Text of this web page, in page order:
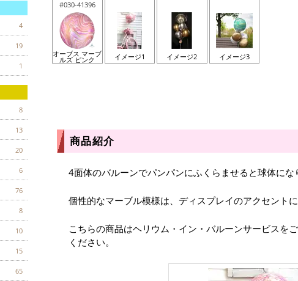
4
19
1
8
13
20
6
76
8
10
15
65
#030-41396
オーブス マーブ
ルズ ピンク イメージ1 イメージ2 イメージ3
商品紹介
4面体のバルーンでパンパンにふくらませると球体にな
個性的なマーブル模様は、ディスプレイのアクセントに
こちらの商品はヘリウム・イン・バルーンサービスを
ください。